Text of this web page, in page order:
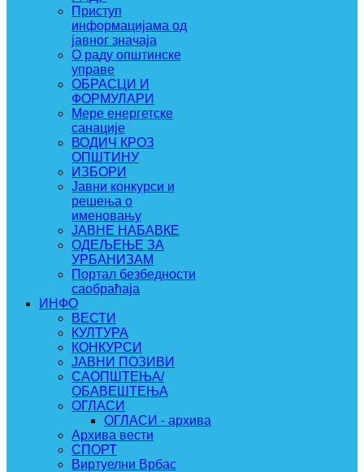
Приступ
информацијама од
јавног значаја
О раду општинске
управе
ОБРАСЦИ И
ФОРМУЛАРИ
Мере енергетске
санације
ВОДИЧ КРОЗ
ОПШТИНУ
ИЗБОРИ
Јавни конкурси и
решења о
именовању
ЈАВНЕ НАБАВКЕ
ОДЕЉЕЊЕ ЗА
УРБАНИЗАМ
Портал безбедности
саобраћаја
ИНФО
ВЕСТИ
КУЛТУРА
КОНКУРСИ
ЈАВНИ ПОЗИВИ
САОПШТЕЊА/
ОБАВЕШТЕЊА
ОГЛАСИ
ОГЛАСИ - архива
Архива вести
СПОРТ
Виртуелни Врбас